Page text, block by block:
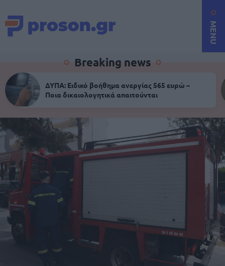
MENU
Breaking news
ΔΥΠΑ: Ειδικό βοήθημα ανεργίας 565 ευρώ –
Ποια δικαιολογητικά απαιτούνται